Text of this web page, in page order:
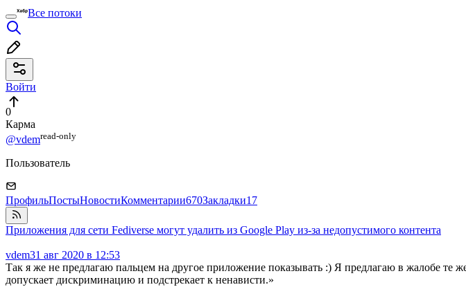
Все потоки
Войти
0
Карма
@vdemread⁠-⁠only
Пользователь
ПрофильПостыНовостиКомментарии670Закладки17
Приложения для сети Fediverse могут удалить из Google Play из-за недопустимого контента
vdem31 авг 2020 в 12:53
Так я же не предлагаю пальцем на другое приложение показывать :) Я предлагаю в жалобе те
допускает дискриминацию и подстрекает к ненависти.»